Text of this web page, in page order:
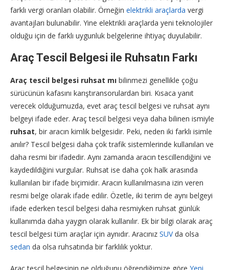
farklı vergi oranları olabilir. Örneğin elektrikli araçlarda vergi
avantajları bulunabilir. Yine elektrikli araçlarda yeni teknolojiler
olduğu için de farklı uygunluk belgelerine ihtiyaç duyulabilir.
Araç Tescil Belgesi ile Ruhsatın Farkı
Araç tescil belgesi ruhsat mı bilinmezi genellikle çoğu
sürücünün kafasını karıştıransorulardan biri. Kısaca yanıt
verecek olduğumuzda, evet araç tescil belgesi ve ruhsat aynı
belgeyi ifade eder. Araç tescil belgesi veya daha bilinen ismiyle
ruhsat, bir aracın kimlik belgesidir. Peki, neden iki farklı isimle
anılır? Tescil belgesi daha çok trafik sistemlerinde kullanılan ve
daha resmi bir ifadedir. Aynı zamanda aracın tescillendiğini ve
kaydedildiğini vurgular. Ruhsat ise daha çok halk arasında
kullanılan bir ifade biçimidir. Aracın kullanılmasına izin veren
resmi belge olarak ifade edilir. Özetle, iki terim de aynı belgeyi
ifade ederken tescil belgesi daha resmiyken ruhsat günlük
kullanımda daha yaygın olarak kullanılır. Ek bir bilgi olarak araç
tescil belgesi tüm araçlar için aynıdır. Aracınız SUVda olsa
sedan da olsa ruhsatında bir farklılık yoktur.